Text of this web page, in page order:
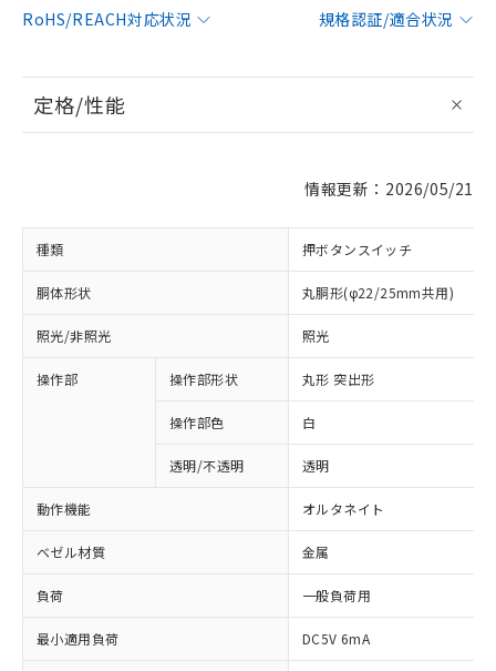
RoHS/REACH対応状況
規格認証/適合状況
定格/性能
情報更新：2026/05/21
種類 押ボタンスイッチ
胴体形状 丸胴形(φ22/25mm共用)
照光/非照光 照光
操作部 操作部形状 丸形 突出形
操作部色 白
透明/不透明 透明
動作機能 オルタネイト
ベゼル材質 金属
負荷 一般負荷用
最小適用負荷 DC5V 6mA